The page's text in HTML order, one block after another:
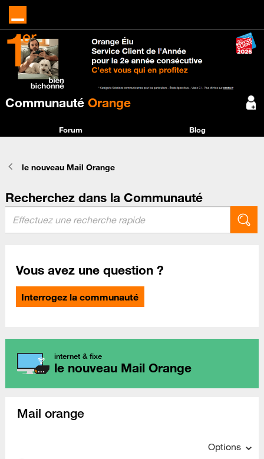
Communauté Orange
Forum Blog
le nouveau Mail Orange
Recherchez dans la Communauté
Vous avez une question ?
Interrogez la communauté
internet & fixe
le nouveau Mail Orange
Mail orange
Options